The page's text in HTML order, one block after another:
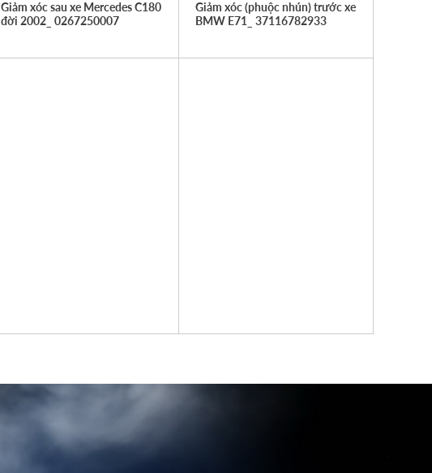
Giảm xóc sau xe Mercedes C180
đời 2002_ 0267250007
Giảm xóc (phuộc nhún) trước xe
BMW E71_ 37116782933